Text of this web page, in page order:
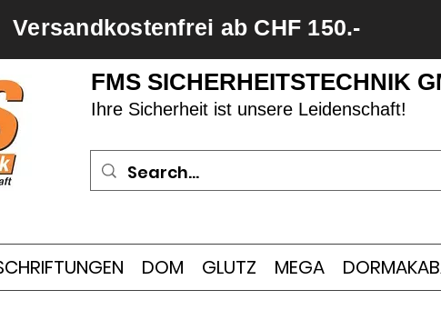
Versandkostenfrei ab CHF 150.-
FMS SICHERHEITSTECHNIK
Ihre Sicherheit ist unsere Leidenschaft!
DOM GLUTZ MEGA